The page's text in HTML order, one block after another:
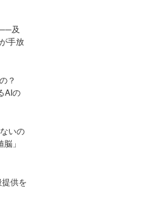
及
手放
？
AIの
いの
」
供を